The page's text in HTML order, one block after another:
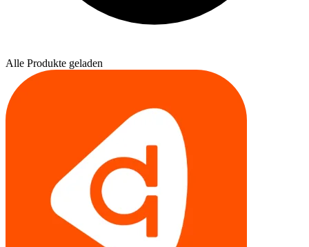
Alle Produkte geladen